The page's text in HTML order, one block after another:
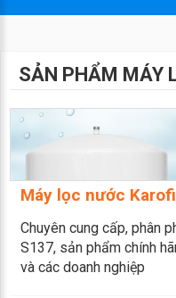
SẢN PHẨM MÁY
Máy lọc nước
Chuyên cung cấp, phân
S137, sản phẩm chính
và các doanh nghiệp